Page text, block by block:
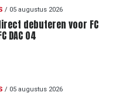
/ 05 augustus 2026
debuteren voor FC
DAC 04
/ 05 augustus 2026